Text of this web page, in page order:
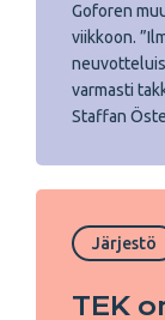
Goforen
viikkoon.
varmasti
Staffan
Järjestö
TEK